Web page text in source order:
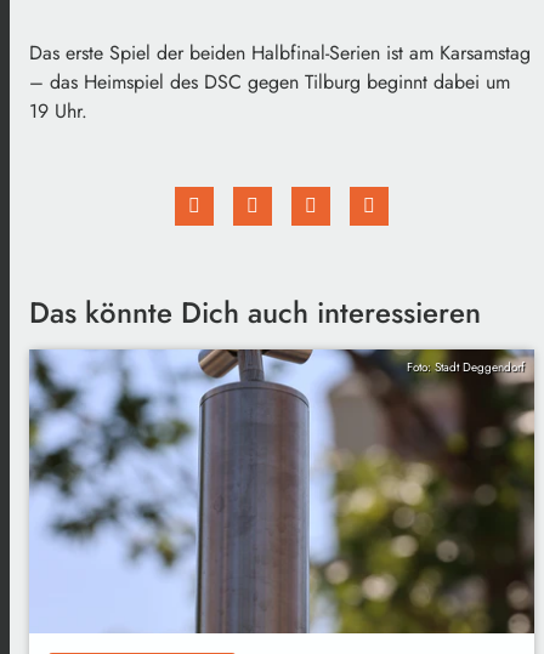
Das erste Spiel der beiden Halbfinal-Serien ist am Karsamstag
– das Heimspiel des DSC gegen Tilburg beginnt dabei um
19 Uhr.
Das könnte Dich auch interessieren
Foto: Stadt Deggendorf